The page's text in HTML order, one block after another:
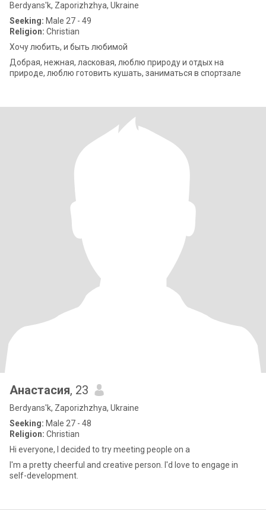
Berdyans'k, Zaporizhzhya, Ukraine
Seeking: Male 27 - 49
Religion: Christian
Хочу любить, и быть любимой
Добрая, нежная, ласковая, люблю природу и отдых на
природе, люблю готовить кушать, заниматься в спортзале
Анастасия, 23
Berdyans'k, Zaporizhzhya, Ukraine
Seeking: Male 27 - 48
Religion: Christian
Hi everyone, I decided to try meeting people on a
I'm a pretty cheerful and creative person. I'd love to engage in
self-development.